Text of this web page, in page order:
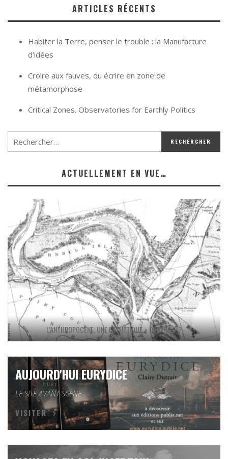
ARTICLES RÉCENTS
Habiter la Terre, penser le trouble : la Manufacture
d’idées
Croire aux fauves, ou écrire en zone de
métamorphose
Critical Zones. Observatories for Earthly Politics
ACTUELLEMENT EN VUE…
L’ANTHROPOCÈNE, UNE ESTHÉTIQUE « CANARD » ?
AUJOURD'HUI EURYDICE
LE SITE AVANT-SCÈNE
VISITER